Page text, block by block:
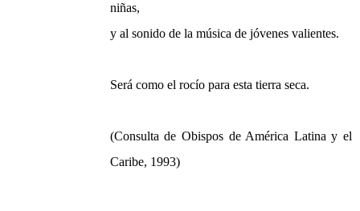
niñas,
y al sonido de la música de jóvenes valientes.
Será como el rocío para esta tierra seca.
(Consulta de Obispos de América Latina y el
Caribe, 1993)